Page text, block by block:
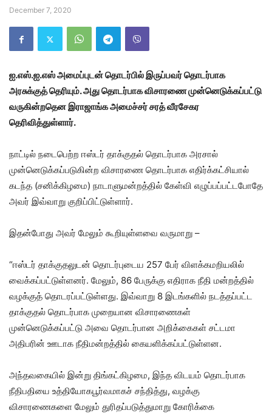
December 7, 2020
ஐ.எஸ்.ஐ.எஸ் அமைப்புடன் தொடர்பில் இருப்பவர் தொடர்பாக
அரசுக்குத் தெரியும். அது தொடர்பாக விசாரணை முன்னெடுக்கப்பட்டு
வருகின்றதென இராஜாங்க அமைச்சர் சரத் வீரசேகர
தெரிவித்துள்ளார்.
நாட்டில் நடைபெற்ற ஈஸ்டர் தாக்குதல் தொடர்பாக அரசால்
முன்னெடுக்கப்படுகின்ற விசாரணை தொடர்பாக எதிர்க்கட்சியால்
கடந்த (சனிக்கிழமை) நாடாளுமன்றத்தில் கேள்வி எழுப்பப்பட்டபோதே
அவர் இவ்வாறு குறிப்பிட்டுள்ளார்.
இதன்போது அவர் மேலும் கூறியுள்ளவை வருமாறு –
“ஈஸ்டர் தாக்குதலுடன் தொடர்புடைய 257 பேர் விளக்கமறியலில்
வைக்கப்பட்டுள்ளனர். மேலும், 86 பேருக்கு எதிராக நீதி மன்றத்தில்
வழக்குத் தொடரப்பட்டுள்ளது. இவ்வாறு 8 இடங்களில் நடத்தப்பட்ட
தாக்குதல் தொடர்பாக முறையான விசாரணைகள்
முன்னெடுக்கப்பட்டு அவை தொடர்பான அறிக்கைகள் சட்டமா
அதிபரின் ஊடாக நீதிமன்றத்தில் கையளிக்கப்பட்டுள்ளன.
அந்தவகையில் இன்று திங்கட்கிழமை, இந்த விடயம் தொடர்பாக
நீதிபதியை உத்தியோகபூர்வமாகச் சந்தித்து, வழக்கு
விசாரணைகளை மேலும் துரிதப்படுத்துமாறு கோரிக்கை